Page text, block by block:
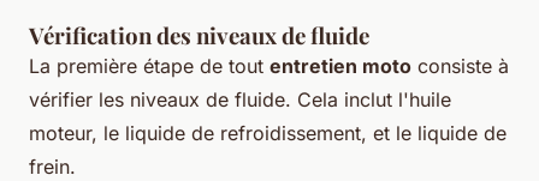
Vérification des niveaux de fluide
La première étape de tout entretien moto consiste à
vérifier les niveaux de fluide. Cela inclut l'huile
moteur, le liquide de refroidissement, et le liquide de
frein.